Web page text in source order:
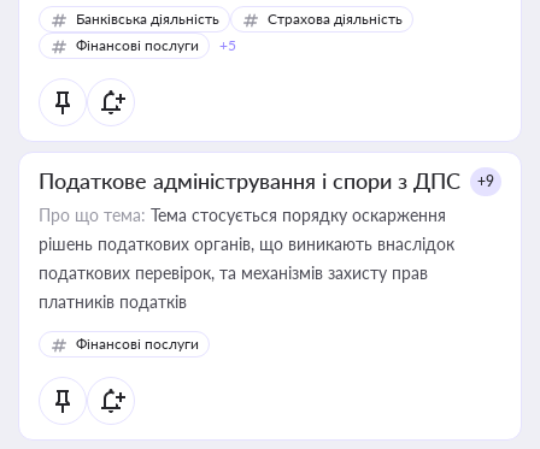
Банківська діяльність
Страхова діяльність
Фінансові послуги
+5
Податкове адміністрування і спори з ДПС +9
Про що тема: Тема стосується порядку оскарження
рішень податкових органів, що виникають внаслідок
податкових перевірок, та механізмів захисту прав
платників податків
Фінансові послуги